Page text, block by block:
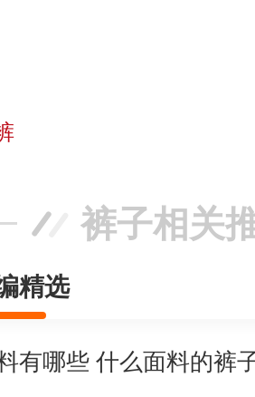
裤子相关
精选
有哪些 什么面料的裤